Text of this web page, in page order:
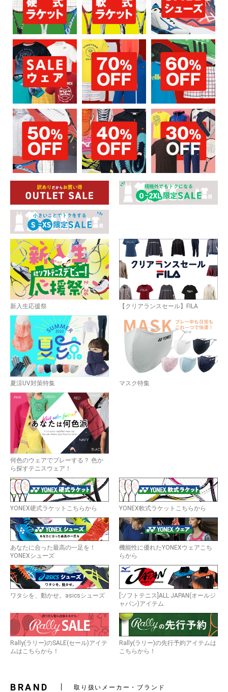
お買い物を続ける カートへ進む
新入生応援祭 【クリアランスセール】FILA
夏涼UV対策特集 マスク特集
何色のウェアでプレーする？ 色か
ら探すテニスウェア！
YONEX硬式ラケットこちらから YONEX軟式ラケットこちらから
あなたに合った最高の一足を！
YONEXシューズ
機能性に優れたYONEXウェアこち
らから
ワタシを、動かせ。asicsシューズ
[ソフトテニス]ALL JAPAN(オールジ
ャパン)アイテム
Rally(ラリー)のSALE(セール)アイテ
ムはこちらから！
Rally(ラリー)の先行予約アイテムは
こちらから！
BRAND 取り扱いメーカー・ブランド